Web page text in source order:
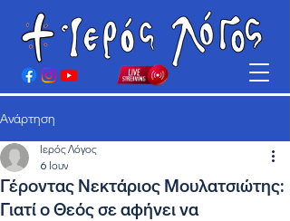
Ανάρτηση
Γέροντας Νεκτάριος Μουλατσιώτης:
Γιατί ο Θεός σε αφήνει να
Ιερός Λόγος
6 Ιουν